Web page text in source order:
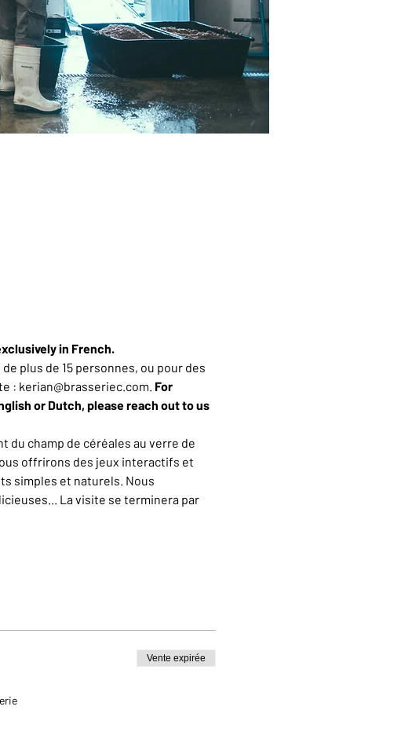
in French.
plus de 15 personnes, ou pour des
: kerian@brasseriec.com. For
or Dutch, please reach out to us
du champ de céréales au verre de
offrirons des jeux interactifs et
simples et naturels. Nous
La visite se terminera par
Vente expirée